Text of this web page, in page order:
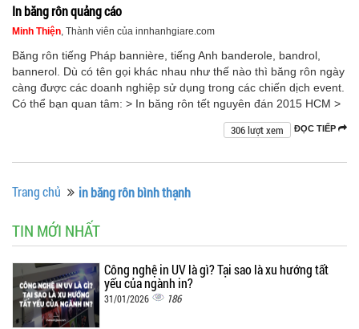
In băng rôn quảng cáo
Minh Thiện, Thành viên của innhanhgiare.com
Băng rôn tiếng Pháp bannière, tiếng Anh banderole, bandrol,
bannerol. Dù có tên gọi khác nhau như thế nào thì băng rôn ngày
càng được các doanh nghiệp sử dụng trong các chiến dịch event.
Có thể bạn quan tâm: > In băng rôn tết nguyên đán 2015 HCM >
ĐỌC TIẾP
306 lượt xem
Trang chủ in băng rôn bình thạnh
TIN MỚI NHẤT
Công nghệ in UV là gì? Tại sao là xu hướng tất
yếu của ngành in?
31/01/2026 186